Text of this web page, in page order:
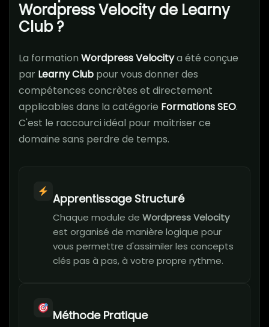
Wordpress Velocity de Learny
Club ?
La formation Wordpress Velocitya été conçue
par Learny Club pour vous donner des
compétences concrètes et directement
applicables dans la catégorie Formations SEO.
C'est le raccourci idéal pour maîtriser ce
domaine sans perdre de temps.
Apprentissage Structuré
Chaque module de Wordpress Velocity
est organisé de manière logique pour
vous permettre d'assimiler les concepts
clés pas à pas, à votre propre rythme.
Méthode Pratique